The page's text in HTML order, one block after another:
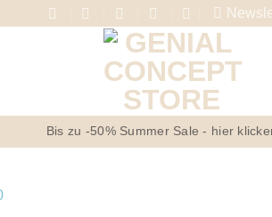
Bis zu -50% Summer Sale - hier